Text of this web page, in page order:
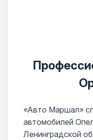
«Авто Маршал»
автомобилей
Ленинградской